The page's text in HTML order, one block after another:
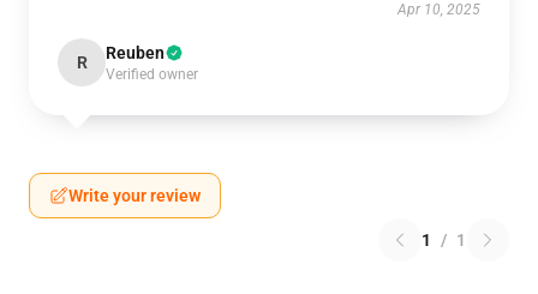
Apr 10, 2025
R Reuben
Verified owner
Write your review
1 / 1